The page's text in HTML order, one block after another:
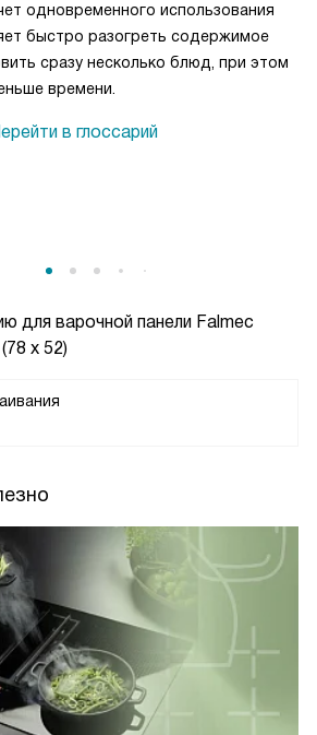
для варочной панели Falmec
х 52)
одновременного использования
быстро разогреть содержимое
сразу несколько блюд, при этом
времени.
в глоссарий